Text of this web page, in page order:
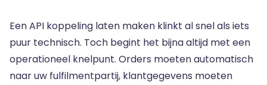
Een API koppeling laten maken klinkt al snel als iets
puur technisch. Toch begint het bijna altijd met een
operationeel knelpunt. Orders moeten automatisch
naar uw fulfilmentpartij, klantgegevens moeten